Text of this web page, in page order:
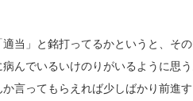
当」と銘打ってるかというと、そ
んでいるいけのりがいるように思
言ってもらえれば少しばかり前進